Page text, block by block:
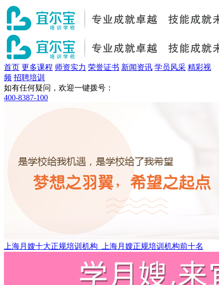
首页 更多课程 师资实力 荣誉证书 新闻资讯 学员风采 精彩视
频 招聘培训
如有任何疑问，欢迎一键拨号：
400-8387-100
上海月嫂十大正规培训机构_上海月嫂正规培训机构前十名